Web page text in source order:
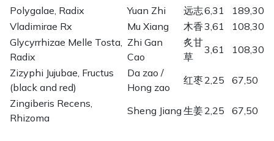
Polygalae, Radix
Yuan Zhi 远志6,31
189,30
Vladimirae Rx
Mu Xiang 木香3,61
108,30
Glycyrrhizae Melle Tosta,
Radix
Zhi Gan
Cao
炙甘
草
3,61
108,30
Zizyphi Jujubae, Fructus
(black and red)
Da zao /
Hong zao
红枣 2,25
67,50
Zingiberis Recens,
Rhizoma
Sheng Jiang 生姜2,25 67,50